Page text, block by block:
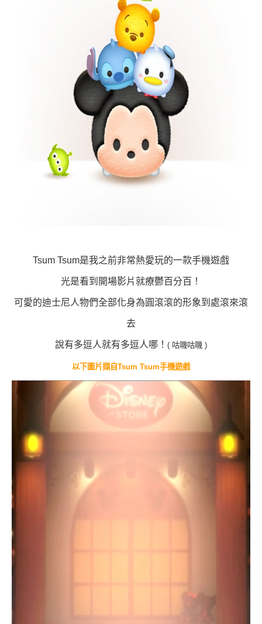
Tsum Tsum是我之前非常熱愛玩的一款手機遊戲
光是看到開場影片就療鬱百分百！
可愛的迪士尼人物們全部化身為圓滾滾的形象到處滾來滾
去
說有多逗人就有多逗人哪！ ( 咕嘰咕嘰 )
以下圖片擷自Tsum Tsum手機遊戲